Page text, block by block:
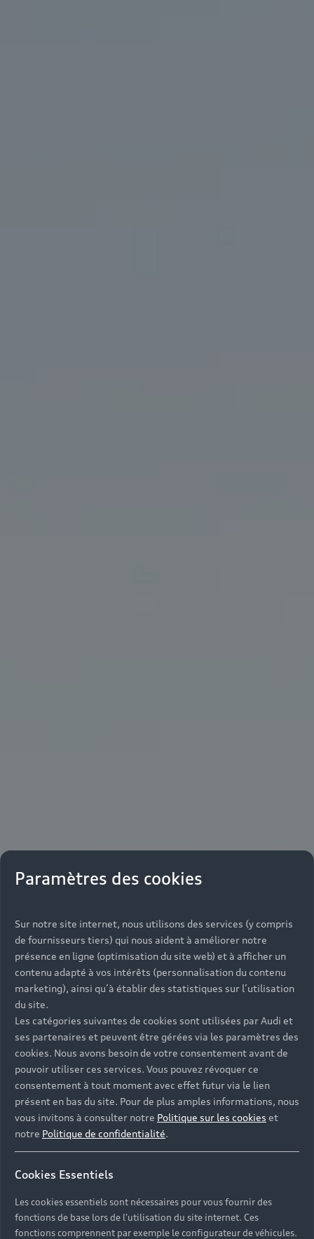
Paramètres des cookies
Sur notre site internet, nous utilisons des services (y compris
de fournisseurs tiers) qui nous aident à améliorer notre
présence en ligne (optimisation du site web) et à afficher un
contenu adapté à vos intérêts (personnalisation du contenu
marketing), ainsi qu’à établir des statistiques sur l’utilisation
du site.
Les catégories suivantes de cookies sont utilisées par Audi et
ses partenaires et peuvent être gérées via les paramètres des
cookies. Nous avons besoin de votre consentement avant de
pouvoir utiliser ces services. Vous pouvez révoquer ce
consentement à tout moment avec effet futur via le lien
présent en bas du site. Pour de plus amples informations, nous
vous invitons à consulter notre Politique sur les cookies et
notre Politique de confidentialité.
Cookies Essentiels
Les cookies essentiels sont nécessaires pour vous fournir des
fonctions de base lors de l'utilisation du site internet. Ces
fonctions comprennent par exemple le configurateur de véhicules.